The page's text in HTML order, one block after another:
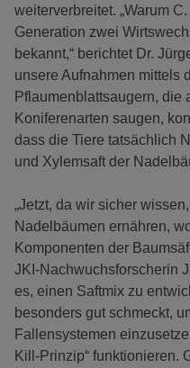
weiterverbreitet. „Warum
Generation zwei
bekannt,“ berichtet Dr.
unsere Aufnahmen mittels
Pflaumenblattsaugern, die
Koniferenarten saugen,
dass die Tiere tatsächlich
und Xylemsaft der
„Jetzt, da wir sicher
Nadelbäumen ernähren,
Komponenten der
JKI-Nachwuchsforscherin
es, einen Saftmix zu
besonders gut schmeckt,
Fallensystemen
Kill-Prinzip“ funktionieren.